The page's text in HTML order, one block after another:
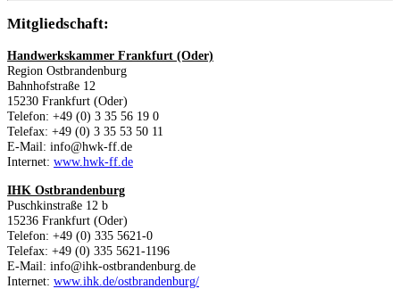
Mitgliedschaft:
Handwerkskammer Frankfurt (Oder)
Region Ostbrandenburg
Bahnhofstraße 12
15230 Frankfurt (Oder)
Telefon: +49 (0) 3 35 56 19 0
Telefax: +49 (0) 3 35 53 50 11
E-Mail: info@hwk-ff.de
Internet: www.hwk-ff.de
IHK Ostbrandenburg
Puschkinstraße 12 b
15236 Frankfurt (Oder)
Telefon: +49 (0) 335 5621-0
Telefax: +49 (0) 335 5621-1196
E-Mail: info@ihk-ostbrandenburg.de
Internet: www.ihk.de/ostbrandenburg/